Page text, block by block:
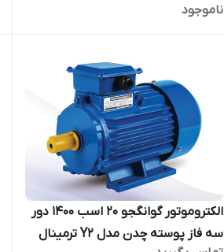
بالا
ناموجود
الکتروموتور گوانگجو 20 اسب 1400 دور
سه فاز پوسته چدن مدل Y2 ترمینال